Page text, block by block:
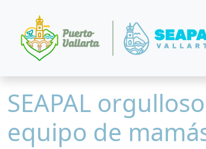
SEAPAL
equipo de